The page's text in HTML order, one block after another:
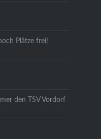
Plätze frei!
den TSV Vordorf